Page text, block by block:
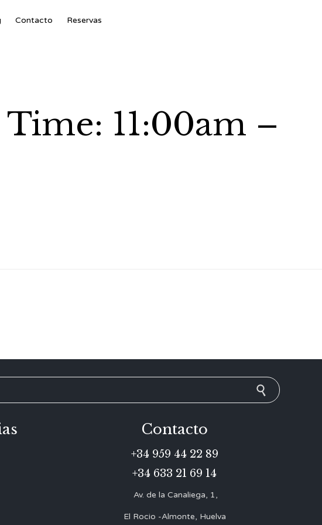
Contacto Reservas
11:00am –
Contacto
+34 959 44 22 89
+34 633 21 69 14
Av. de la Canaliega, 1,
El Rocio -Almonte, Huelva